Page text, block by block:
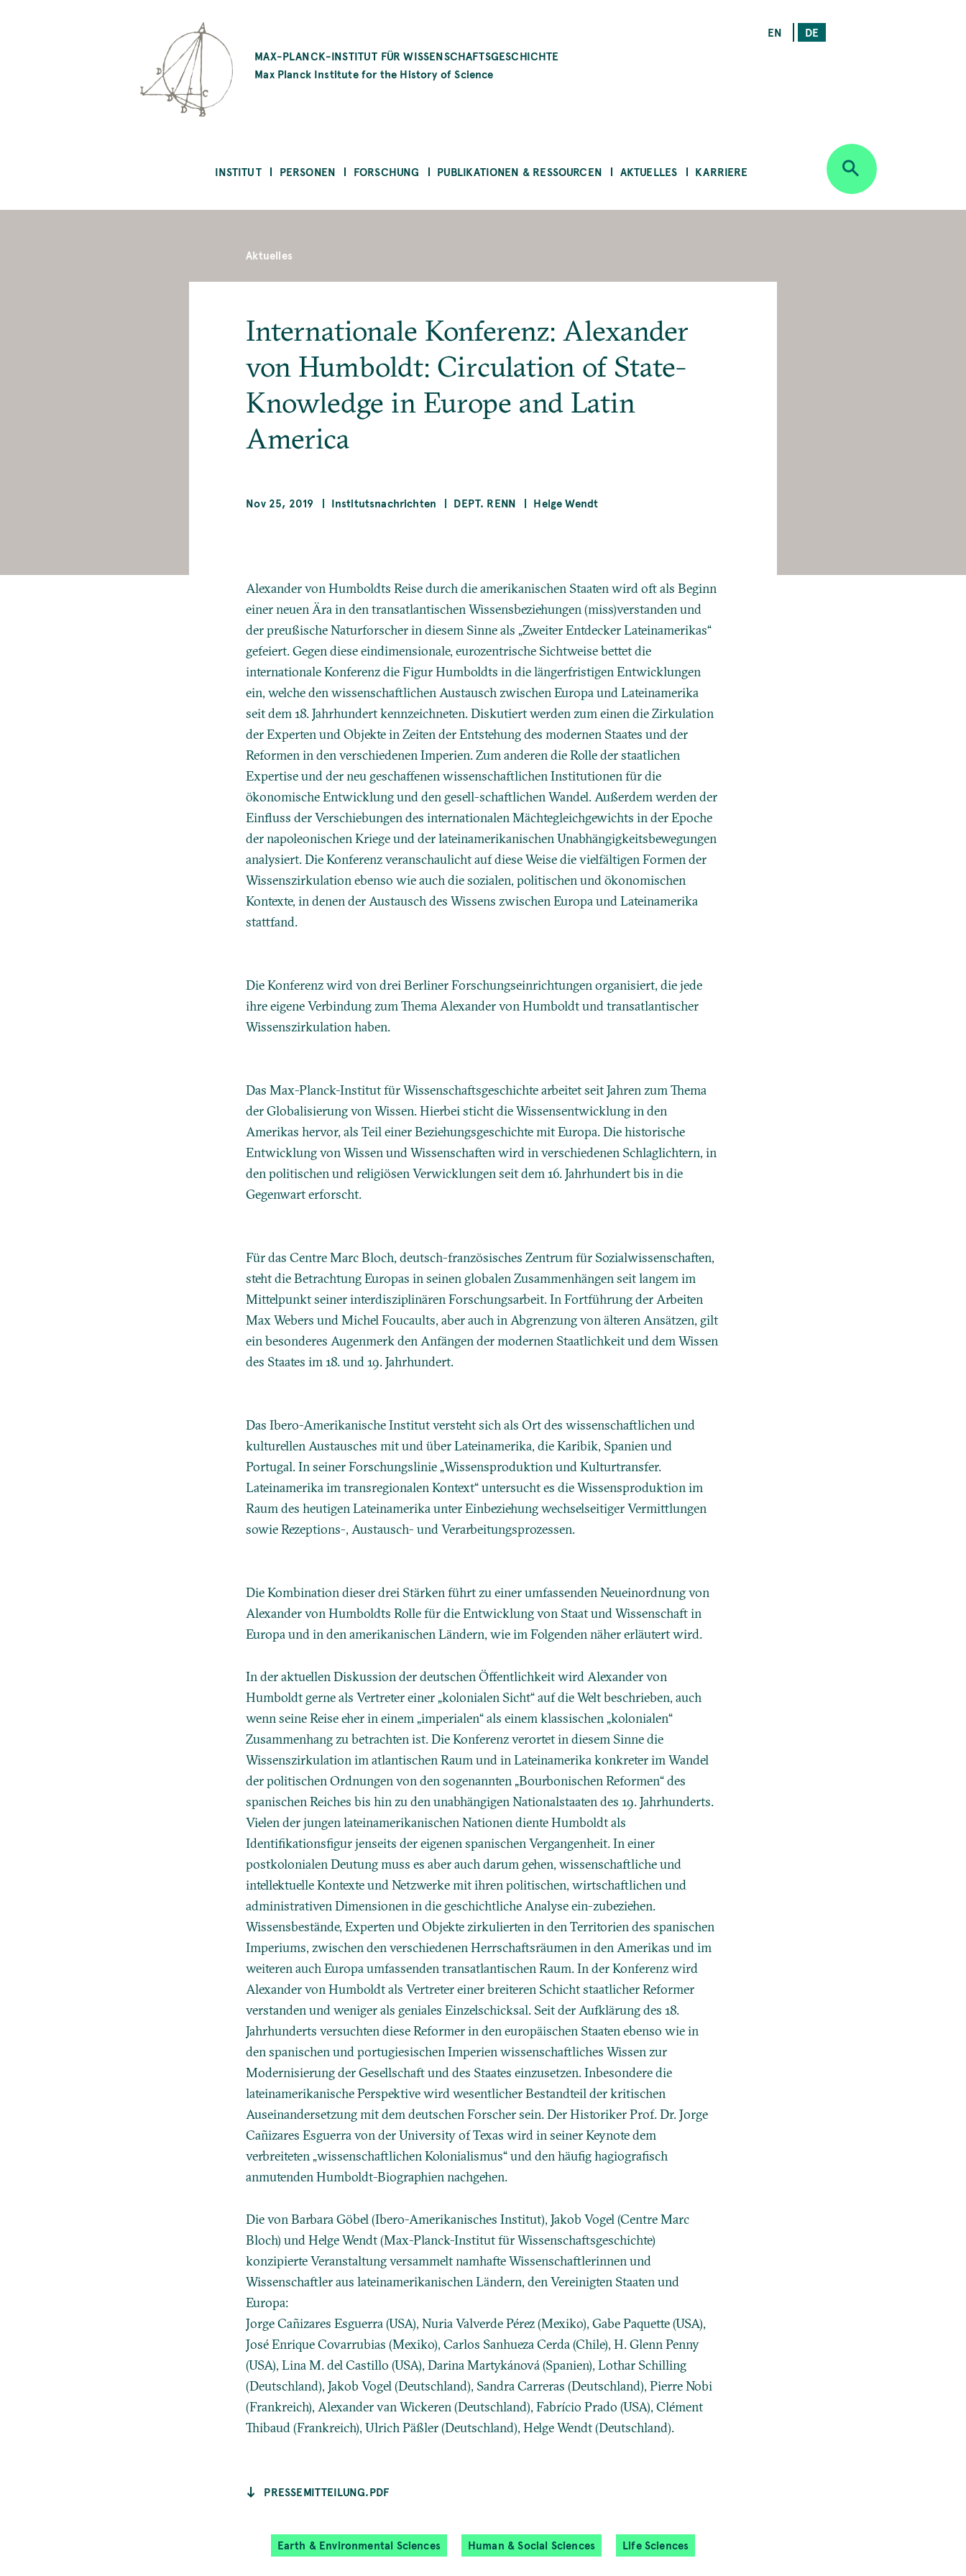
MAX-PLANCK-INSTITUT FÜR WISSENSCHAFTSGESCHICHTE
Max Planck Institute for the History of Science
EN DE
INSTITUT PERSONEN FORSCHUNG PUBLIKATIONEN & RESSOURCEN AKTUELLES KARRIERE
Aktuelles
Internationale Konferenz: Alexander
von Humboldt: Circulation of State-
Knowledge in Europe and Latin
America
Nov 25, 2019 Institutsnachrichten DEPT. RENN Helge Wendt
Alexander von Humboldts Reise durch die amerikanischen Staaten wird oft als Beginn
einer neuen Ära in den transatlantischen Wissensbeziehungen (miss)verstanden und
der preußische Naturforscher in diesem Sinne als „Zweiter Entdecker Lateinamerikas“
gefeiert. Gegen diese eindimensionale, eurozentrische Sichtweise bettet die
internationale Konferenz die Figur Humboldts in die längerfristigen Entwicklungen
ein, welche den wissenschaftlichen Austausch zwischen Europa und Lateinamerika
seit dem 18. Jahrhundert kennzeichneten. Diskutiert werden zum einen die Zirkulation
der Experten und Objekte in Zeiten der Entstehung des modernen Staates und der
Reformen in den verschiedenen Imperien. Zum anderen die Rolle der staatlichen
Expertise und der neu geschaffenen wissenschaftlichen Institutionen für die
ökonomische Entwicklung und den gesell-schaftlichen Wandel. Außerdem werden der
Einfluss der Verschiebungen des internationalen Mächtegleichgewichts in der Epoche
der napoleonischen Kriege und der lateinamerikanischen Unabhängigkeitsbewegungen
analysiert. Die Konferenz veranschaulicht auf diese Weise die vielfältigen Formen der
Wissenszirkulation ebenso wie auch die sozialen, politischen und ökonomischen
Kontexte, in denen der Austausch des Wissens zwischen Europa und Lateinamerika
stattfand.
Die Konferenz wird von drei Berliner Forschungseinrichtungen organisiert, die jede
ihre eigene Verbindung zum Thema Alexander von Humboldt und transatlantischer
Wissenszirkulation haben.
Das Max-Planck-Institut für Wissenschaftsgeschichte arbeitet seit Jahren zum Thema
der Globalisierung von Wissen. Hierbei sticht die Wissensentwicklung in den
Amerikas hervor, als Teil einer Beziehungsgeschichte mit Europa. Die historische
Entwicklung von Wissen und Wissenschaften wird in verschiedenen Schlaglichtern, in
den politischen und religiösen Verwicklungen seit dem 16. Jahrhundert bis in die
Gegenwart erforscht.
Für das Centre Marc Bloch, deutsch-französisches Zentrum für Sozialwissenschaften,
steht die Betrachtung Europas in seinen globalen Zusammenhängen seit langem im
Mittelpunkt seiner interdisziplinären Forschungsarbeit. In Fortführung der Arbeiten
Max Webers und Michel Foucaults, aber auch in Abgrenzung von älteren Ansätzen, gilt
ein besonderes Augenmerk den Anfängen der modernen Staatlichkeit und dem Wissen
des Staates im 18. und 19. Jahrhundert.
Das Ibero-Amerikanische Institut versteht sich als Ort des wissenschaftlichen und
kulturellen Austausches mit und über Lateinamerika, die Karibik, Spanien und
Portugal. In seiner Forschungslinie „Wissensproduktion und Kulturtransfer.
Lateinamerika im transregionalen Kontext“ untersucht es die Wissensproduktion im
Raum des heutigen Lateinamerika unter Einbeziehung wechselseitiger Vermittlungen
sowie Rezeptions-, Austausch- und Verarbeitungsprozessen.
Die Kombination dieser drei Stärken führt zu einer umfassenden Neueinordnung von
Alexander von Humboldts Rolle für die Entwicklung von Staat und Wissenschaft in
Europa und in den amerikanischen Ländern, wie im Folgenden näher erläutert wird.
In der aktuellen Diskussion der deutschen Öffentlichkeit wird Alexander von
Humboldt gerne als Vertreter einer „kolonialen Sicht“ auf die Welt beschrieben, auch
wenn seine Reise eher in einem „imperialen“ als einem klassischen „kolonialen“
Zusammenhang zu betrachten ist. Die Konferenz verortet in diesem Sinne die
Wissenszirkulation im atlantischen Raum und in Lateinamerika konkreter im Wandel
der politischen Ordnungen von den sogenannten „Bourbonischen Reformen“ des
spanischen Reiches bis hin zu den unabhängigen Nationalstaaten des 19. Jahrhunderts.
Vielen der jungen lateinamerikanischen Nationen diente Humboldt als
Identifikationsfigur jenseits der eigenen spanischen Vergangenheit. In einer
postkolonialen Deutung muss es aber auch darum gehen, wissenschaftliche und
intellektuelle Kontexte und Netzwerke mit ihren politischen, wirtschaftlichen und
administrativen Dimensionen in die geschichtliche Analyse ein-zubeziehen.
Wissensbestände, Experten und Objekte zirkulierten in den Territorien des spanischen
Imperiums, zwischen den verschiedenen Herrschaftsräumen in den Amerikas und im
weiteren auch Europa umfassenden transatlantischen Raum. In der Konferenz wird
Alexander von Humboldt als Vertreter einer breiteren Schicht staatlicher Reformer
verstanden und weniger als geniales Einzelschicksal. Seit der Aufklärung des 18.
Jahrhunderts versuchten diese Reformer in den europäischen Staaten ebenso wie in
den spanischen und portugiesischen Imperien wissenschaftliches Wissen zur
Modernisierung der Gesellschaft und des Staates einzusetzen. Inbesondere die
lateinamerikanische Perspektive wird wesentlicher Bestandteil der kritischen
Auseinandersetzung mit dem deutschen Forscher sein. Der Historiker Prof. Dr. Jorge
Cañizares Esguerra von der University of Texas wird in seiner Keynote dem
verbreiteten „wissenschaftlichen Kolonialismus“ und den häufig hagiografisch
anmutenden Humboldt-Biographien nachgehen.
Die von Barbara Göbel (Ibero-Amerikanisches Institut), Jakob Vogel (Centre Marc
Bloch) und Helge Wendt (Max-Planck-Institut für Wissenschaftsgeschichte)
konzipierte Veranstaltung versammelt namhafte Wissenschaftlerinnen und
Wissenschaftler aus lateinamerikanischen Ländern, den Vereinigten Staaten und
Europa:
Jorge Cañizares Esguerra (USA), Nuria Valverde Pérez (Mexiko), Gabe Paquette (USA),
José Enrique Covarrubias (Mexiko), Carlos Sanhueza Cerda (Chile), H. Glenn Penny
(USA), Lina M. del Castillo (USA), Darina Martykánová (Spanien), Lothar Schilling
(Deutschland), Jakob Vogel (Deutschland), Sandra Carreras (Deutschland), Pierre Nobi
(Frankreich), Alexander van Wickeren (Deutschland), Fabrício Prado (USA), Clément
Thibaud (Frankreich), Ulrich Päßler (Deutschland), Helge Wendt (Deutschland).
PRESSEMITTEILUNG.PDF
Earth & Environmental Sciences Human & Social Sciences Life Sciences